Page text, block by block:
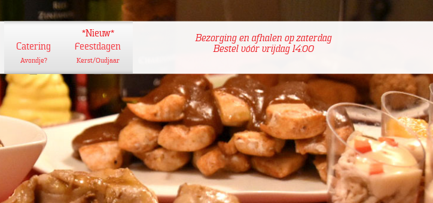
Catering
Avondje?
*Nieuw*
Feestdagen
Kerst/Oudjaar
Bezorging en afhalen op zaterdag
Bestel vóór vrijdag 14:00